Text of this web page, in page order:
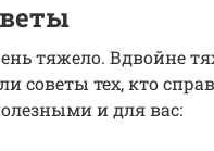
тяжело. Вдвойне
советы тех, кто
и для вас: